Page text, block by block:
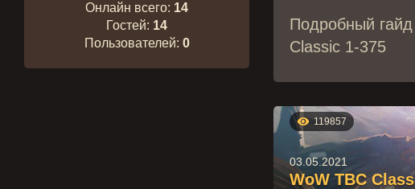
Онлайн всего: 14
Гостей: 14
Пользователей: 0
Подробный
Classic 1-375
 119857
03.05.2021
WoW TBC